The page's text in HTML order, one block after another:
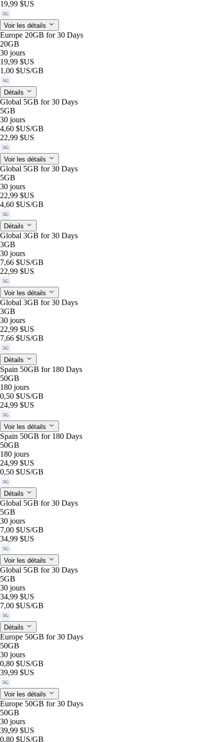
19,99 $US
5G
Voir les détails
Europe 20GB for 30 Days
20GB
30 jours
19,99 $US
1,00 $US/GB
5G
Détails
Global 5GB for 30 Days
5GB
30 jours
4,60 $US/GB
22,99 $US
5G
Voir les détails
Global 5GB for 30 Days
5GB
30 jours
22,99 $US
4,60 $US/GB
5G
Détails
Global 3GB for 30 Days
3GB
30 jours
7,66 $US/GB
22,99 $US
5G
Voir les détails
Global 3GB for 30 Days
3GB
30 jours
22,99 $US
7,66 $US/GB
5G
Détails
Spain 50GB for 180 Days
50GB
180 jours
0,50 $US/GB
24,99 $US
5G
Voir les détails
Spain 50GB for 180 Days
50GB
180 jours
24,99 $US
0,50 $US/GB
5G
Détails
Global 5GB for 30 Days
5GB
30 jours
7,00 $US/GB
34,99 $US
5G
Voir les détails
Global 5GB for 30 Days
5GB
30 jours
34,99 $US
7,00 $US/GB
5G
Détails
Europe 50GB for 30 Days
50GB
30 jours
0,80 $US/GB
39,99 $US
5G
Voir les détails
Europe 50GB for 30 Days
50GB
30 jours
39,99 $US
0,80 $US/GB